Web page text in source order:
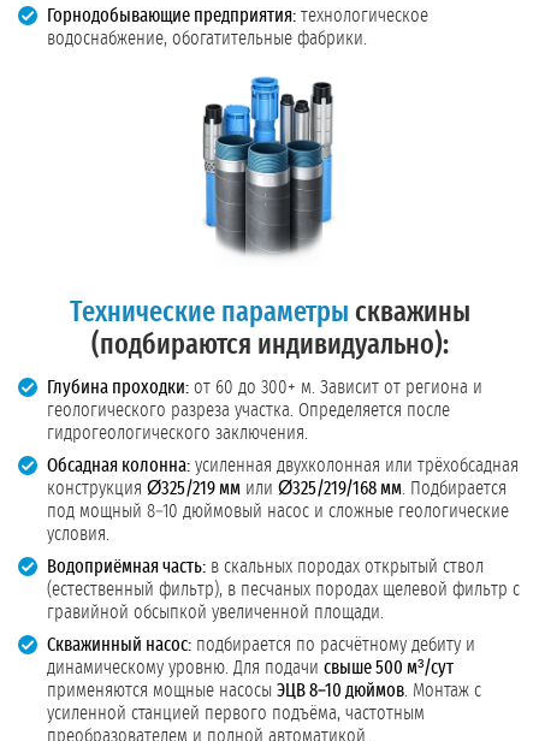
Горнодобывающие предприятия: технологическое
водоснабжение, обогатительные фабрики.
Технические параметры скважины
(подбираются индивидуально):
Глубина проходки: от 60 до 300+ м. Зависит от региона и
геологического разреза участка. Определяется после
гидрогеологического заключения.
Обсадная колонна: усиленная двухколонная или трёхобсадная
конструкция Ø325/219 мм или Ø325/219/168 мм . Подбирается
под мощный 8–10 дюймовый насос и сложные геологические
условия.
Водоприёмная часть: в скальных породах открытый ствол
(естественный фильтр), в песчаных породах щелевой фильтр с
гравийной обсыпкой увеличенной площади.
Скважинный насос: подбирается по расчётному дебиту и
динамическому уровню. Для подачи свыше 500 м³/сут
применяются мощные насосы ЭЦВ 8–10 дюймов . Монтаж с
усиленной станцией первого подъёма, частотным
преобразователем и полной автоматикой.